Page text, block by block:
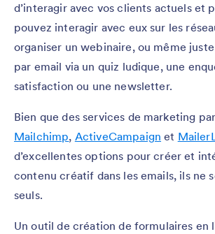
d’interagir avec vos clients actuels et
pouvez interagir avec eux sur les
organiser un webinaire, ou même
par email via un quiz ludique, une
satisfaction ou une newsletter.
Bien que des services de marketing
Mailchimp, ActiveCampaign et
d’excellentes options pour créer et
contenu créatif dans les emails, ils ne
seuls.
Un outil de création de formulaires en